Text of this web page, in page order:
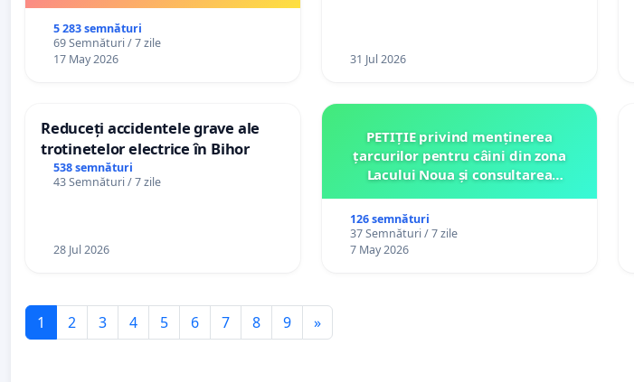
5 283 semnături
69 Semnături / 7 zile
17 May 2026
31 Jul 2026
Reduceți accidentele grave ale
trotinetelor electrice în Bihor
538 semnături
43 Semnături / 7 zile
28 Jul 2026
PETIȚIE privind menținerea
țarcurilor pentru câini din zona
Lacului Noua și consultarea
126 semnături
37 Semnături / 7 zile
7 May 2026
1 2 3 4 5 6 7 8 9 »